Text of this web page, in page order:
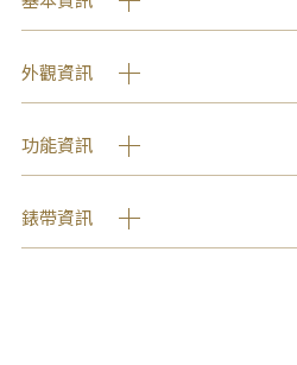
外觀資訊
功能資訊
錶帶資訊